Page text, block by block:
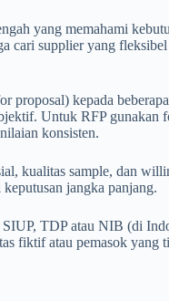
yang memahami
cari supplier yang
kepada
Untuk RFP gunakan
konsisten.
kualitas sample, dan
jangka panjang.
TDP atau NIB (di
fiktif atau pemasok yang